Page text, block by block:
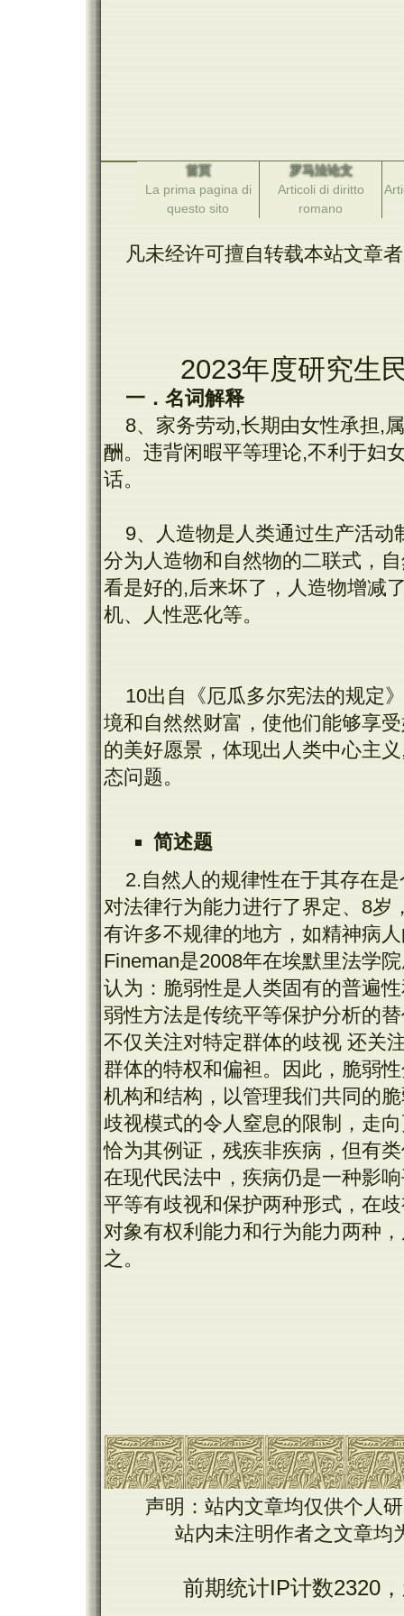
首页
La prima pagina di
questo sito
罗马法论文
Articoli di diritto
romano
凡未经许可擅自转载本站文章
2023年度研究生
一．名词解释
8、家务劳动,长期由女性承担,
酬。违背闲暇平等理论,不利于妇
话。
9、人造物是人类通过生产活
分为人造物和自然物的二联式，
看是好的,后来坏了，人造物增减
机、人性恶化等。
10出自《厄瓜多尔宪法的规定
境和自然然财富，使他们能够享
的美好愿景，体现出人类中心主
态问题。
简述题
2.自然人的规律性在于其存在
对法律行为能力进行了界定、8岁
有许多不规律的地方，如精神病
Fineman是2008年在埃默里法学
认为：脆弱性是人类固有的普遍
弱性方法是传统平等保护分析的
不仅关注对特定群体的歧视 还关
群体的特权和偏袒。因此，脆弱
机构和结构，以管理我们共同的
歧视模式的令人窒息的限制，走
恰为其例证，残疾非疾病，但有
在现代民法中，疾病仍是一种影
平等有歧视和保护两种形式，在
对象有权利能力和行为能力两种
之。
声明：站内文章均仅供个人
站内未注明作者之文章均
前期统计IP计数2320